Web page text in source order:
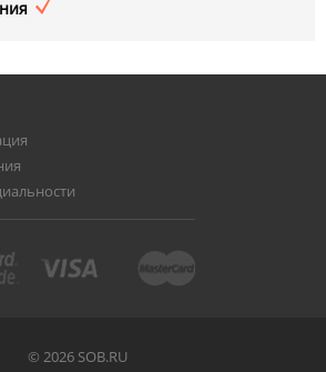
© 2026 SOB.RU